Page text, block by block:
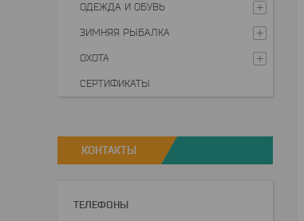
ОДЕЖДА И ОБУВЬ
ЗИМНЯЯ РЫБАЛКА
ОХОТА
СЕРТИФИКАТЫ
КОНТАКТЫ